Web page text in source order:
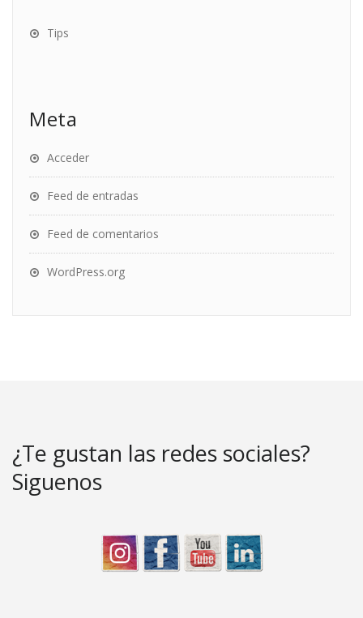
Tips
Meta
Acceder
Feed de entradas
Feed de comentarios
WordPress.org
¿Te gustan las redes sociales?
Siguenos